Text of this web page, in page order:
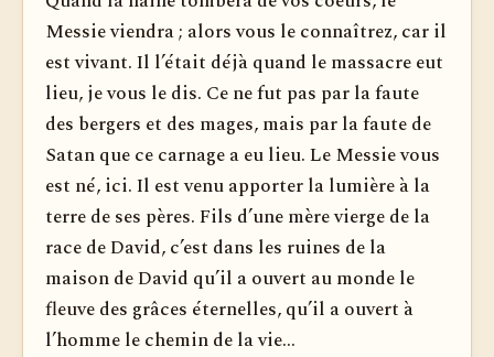
Messie viendra ; alors vous le connaîtrez, car il
est vivant. Il l’était déjà quand le massacre eut
lieu, je vous le dis. Ce ne fut pas par la faute
des bergers et des mages, mais par la faute de
Satan que ce carnage a eu lieu. Le Messie vous
est né, ici. Il est venu apporter la lumière à la
terre de ses pères. Fils d’une mère vierge de la
race de David, c’est dans les ruines de la
maison de David qu’il a ouvert au monde le
fleuve des grâces éternelles, qu’il a ouvert à
l’homme le chemin de la vie...